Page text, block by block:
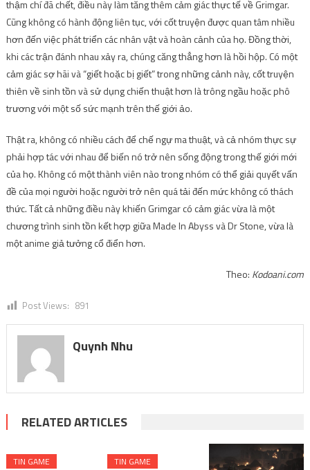
thậm chí đã chết, điều này làm tăng thêm cảm giác thực tế về Grimgar.
Cũng không có hành động liên tục, với cốt truyện được quan tâm nhiều
hơn đến việc phát triển các nhân vật và hoàn cảnh của họ. Đồng thời,
khi các trận đánh nhau xảy ra, chúng căng thẳng hơn là hồi hộp. Có một
cảm giác sợ hãi và “giết hoặc bị giết” trong những cảnh này, cốt truyện
thiên về sinh tồn và sử dụng chiến thuật hơn là trông ngầu hoặc phô
trương với một số sức mạnh trên thế giới ảo.
Thật ra, không có nhiều cách để chế ngự ma thuật, và cả nhóm thực sự
phải hợp tác với nhau để biến nó trở nên sống động trong thế giới mới
của họ. Không có một thành viên nào trong nhóm có thể giải quyết vấn
đề của mọi người hoặc người trở nên quá tải đến mức không có thách
thức. Tất cả những điều này khiến Grimgar có cảm giác vừa là một
chương trình sinh tồn kết hợp giữa Made In Abyss và Dr Stone, vừa là
một anime giả tưởng cổ điển hơn.
Theo: Kodoani.com
Post Views: 891
Quynh Nhu
RELATED ARTICLES
TIN GAME TIN GAME